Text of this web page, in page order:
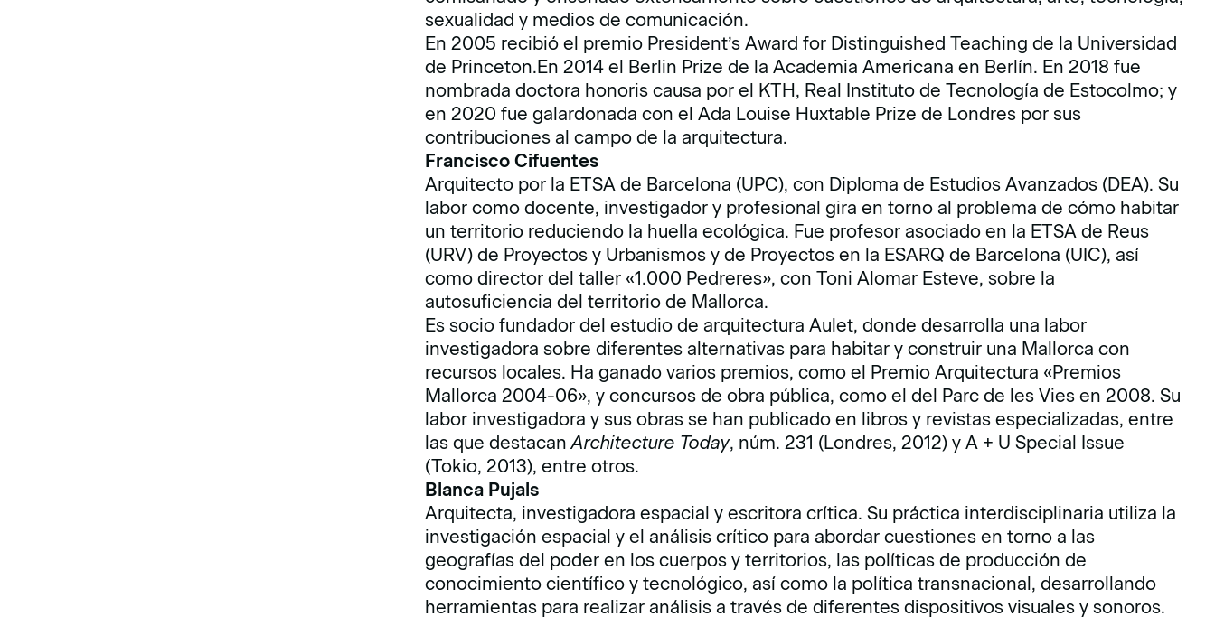
sexualidad y medios de comunicación.
En 2005 recibió el premio President’s Award for Distinguished Teaching de la Universidad
de Princeton.En 2014 el Berlin Prize de la Academia Americana en Berlín. En 2018 fue
nombrada doctora honoris causa por el KTH, Real Instituto de Tecnología de Estocolmo; y
en 2020 fue galardonada con el Ada Louise Huxtable Prize de Londres por sus
contribuciones al campo de la arquitectura.
Francisco Cifuentes
Arquitecto por la ETSA de Barcelona (UPC), con Diploma de Estudios Avanzados (DEA). Su
labor como docente, investigador y profesional gira en torno al problema de cómo habitar
un territorio reduciendo la huella ecológica. Fue profesor asociado en la ETSA de Reus
(URV) de Proyectos y Urbanismos y de Proyectos en la ESARQ de Barcelona (UIC), así
como director del taller «1.000 Pedreres», con Toni Alomar Esteve, sobre la
autosuficiencia del territorio de Mallorca.
Es socio fundador del estudio de arquitectura Aulet, donde desarrolla una labor
investigadora sobre diferentes alternativas para habitar y construir una Mallorca con
recursos locales. Ha ganado varios premios, como el Premio Arquitectura «Premios
Mallorca 2004-06», y concursos de obra pública, como el del Parc de les Vies en 2008. Su
labor investigadora y sus obras se han publicado en libros y revistas especializadas, entre
las que destacanArchitecture Today, núm. 231 (Londres, 2012) y A + U Special Issue
(Tokio, 2013), entre otros.
Blanca Pujals
Arquitecta, investigadora espacial y escritora crítica. Su práctica interdisciplinaria utiliza la
investigación espacial y el análisis crítico para abordar cuestiones en torno a las
geografías del poder en los cuerpos y territorios, las políticas de producción de
conocimiento científico y tecnológico, así como la política transnacional, desarrollando
herramientas para realizar análisis a través de diferentes dispositivos visuales y sonoros.